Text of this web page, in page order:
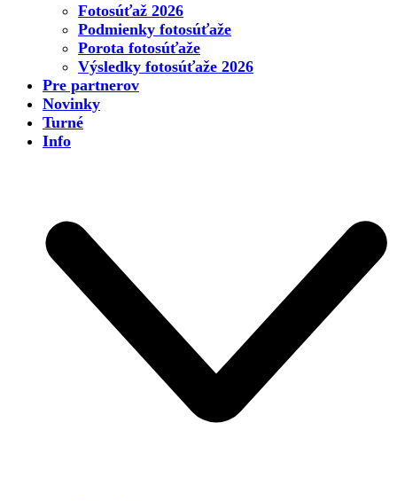
Fotosúťaž 2026
Podmienky fotosúťaže
Porota fotosúťaže
Výsledky fotosúťaže 2026
Pre partnerov
Novinky
Turné
Info